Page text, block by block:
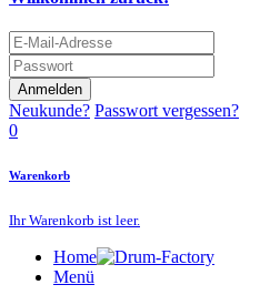
Anmelden
Neukunde? Passwort vergessen?
0
Warenkorb
Ihr Warenkorb ist leer.
Home
Menü